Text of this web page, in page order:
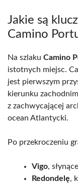
Jakie są
Camino
Na szlaku Camino
istotnych miejsc.
jest pierwszym
kierunku
z zachwycającej
ocean Atlantycki.
Po przekroczeniu
Vigo,
Redondelę,